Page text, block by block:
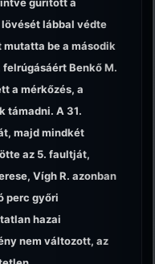
lövését lábbal védte
be a második
Benkő M.
a mérkőzés, a
támadni. A 31.
majd mindkét
az 5. faultját,
Vígh R. azonban
perc győri
hazai
nem változott, az